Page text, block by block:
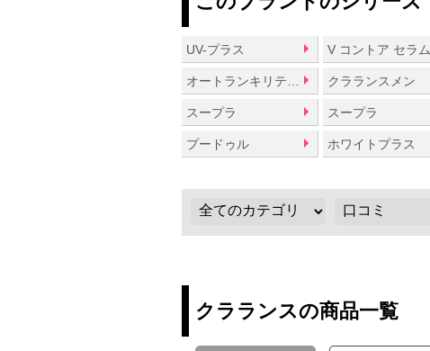
UV-プラス V コントア セラム
クラランスメン
スープラ スープラ
プードゥル ホワイトプラス
クラランスの商品一覧